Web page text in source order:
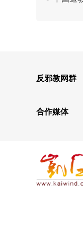
反邪教网群
合作媒体